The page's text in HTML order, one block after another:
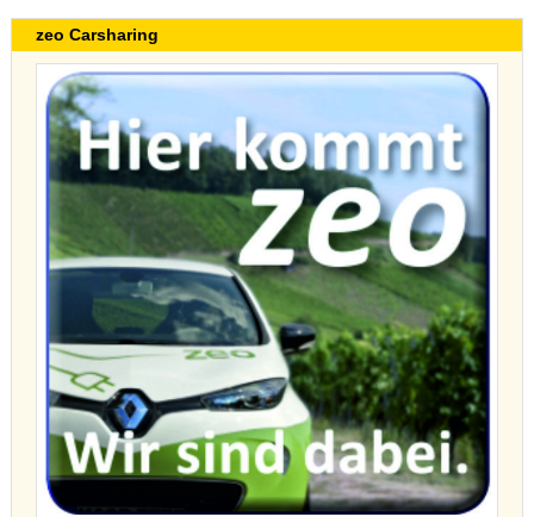
zeo Carsharing